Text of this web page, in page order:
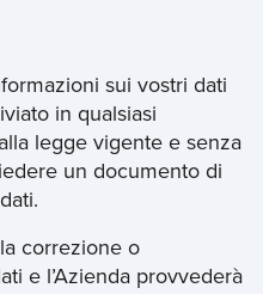
sui vostri dati
in qualsiasi
legge vigente e senza
un documento di
correzione o
e l’Azienda provvederà